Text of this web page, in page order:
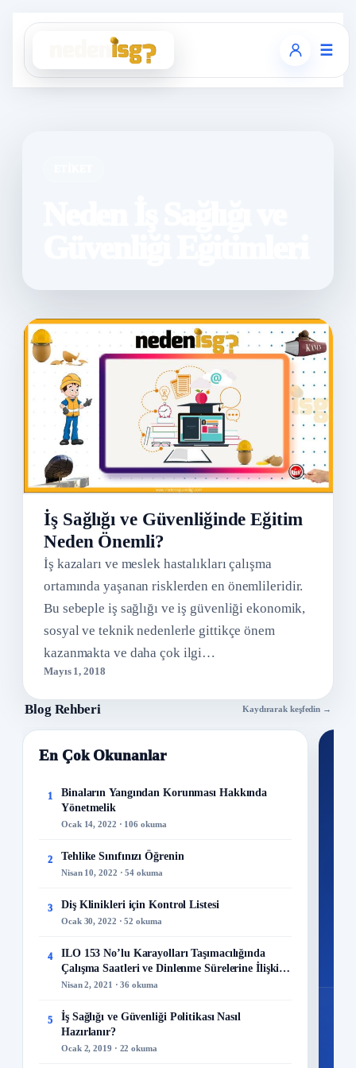
☰
İş Sağlığı ve Güvenliğinde Eğitim
Neden Önemli?
İş kazaları ve meslek hastalıkları çalışma
ortamında yaşanan risklerden en önemlileridir.
Bu sebeple iş sağlığı ve iş güvenliği ekonomik,
sosyal ve teknik nedenlerle gittikçe önem
kazanmakta ve daha çok ilgi…
Mayıs 1, 2018
Blog Rehberi Kaydırarak keşfedin →
En Çok Okunanlar
1
Binaların Yangından Korunması Hakkında
Yönetmelik
Ocak 14, 2022 · 106 okuma
2 Tehlike Sınıfınızı Öğrenin
Nisan 10, 2022 · 54 okuma
3 Diş Klinikleri için Kontrol Listesi
Ocak 30, 2022 · 52 okuma
4
ILO 153 No’lu Karayolları Taşımacılığında
Çalışma Saatleri ve Dinlenme Sürelerine İlişkin
Sözleşme
Nisan 2, 2021 · 36 okuma
5
İş Sağlığı ve Güvenliği Politikası Nasıl
Hazırlanır?
Ocak 2, 2019 · 22 okuma